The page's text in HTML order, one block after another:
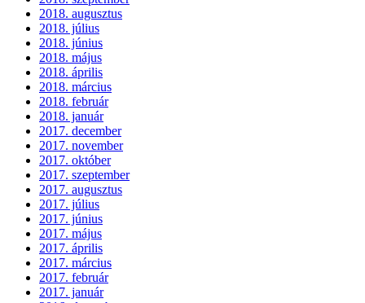
2018. augusztus
2018. július
2018. június
2018. május
2018. április
2018. március
2018. február
2018. január
2017. december
2017. november
2017. október
2017. szeptember
2017. augusztus
2017. július
2017. június
2017. május
2017. április
2017. március
2017. február
2017. január